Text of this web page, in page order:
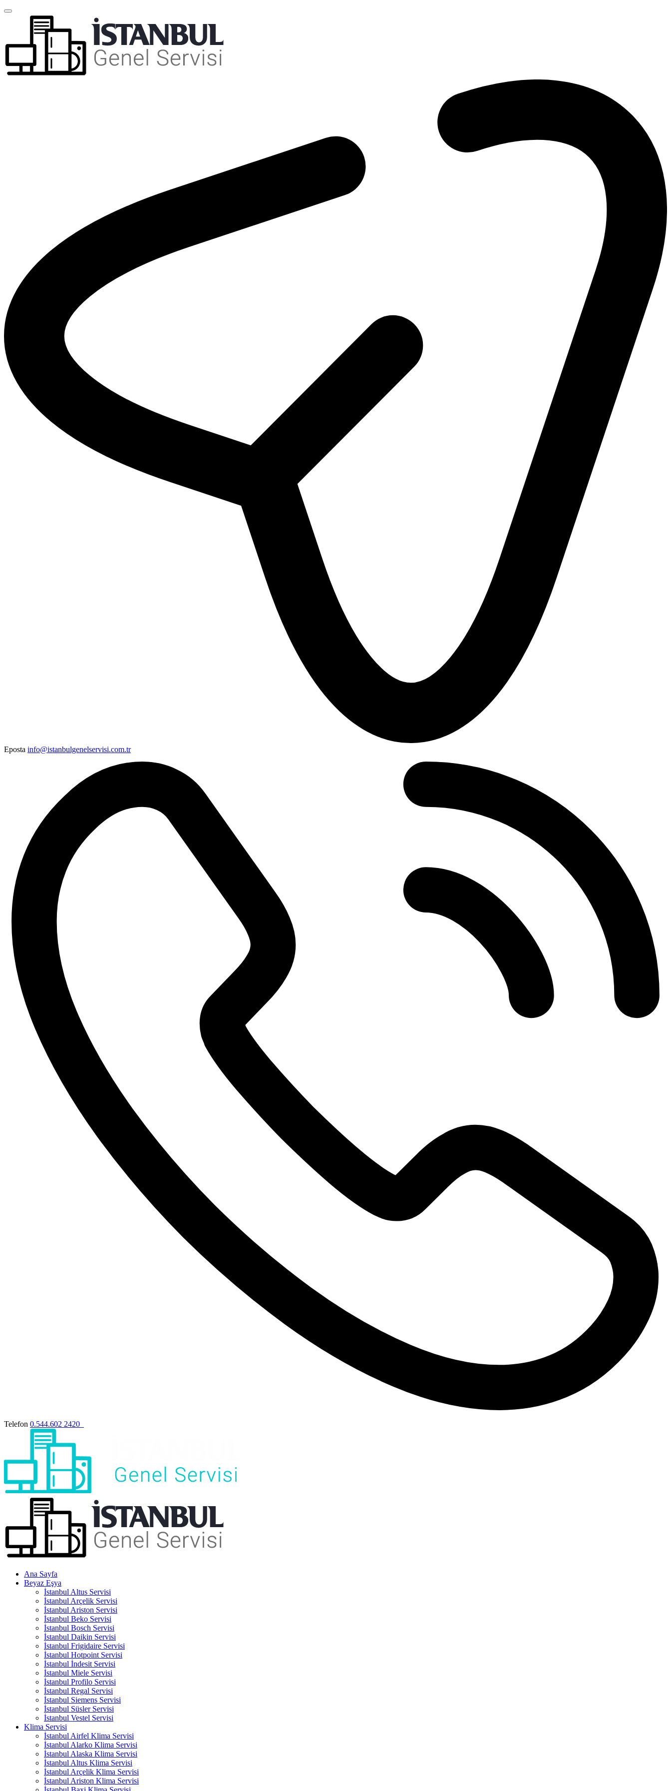
Eposta info@istanbulgenelservisi.com.tr
Telefon 0.544.602 2420
Ana Sayfa
Beyaz Eşya
İstanbul Altus Servisi
İstanbul Arçelik Servisi
İstanbul Ariston Servisi
İstanbul Beko Servisi
İstanbul Bosch Servisi
İstanbul Daikin Servisi
İstanbul Frigidaire Servisi
İstanbul Hotpoint Servisi
İstanbul İndesit Servisi
İstanbul Miele Servisi
İstanbul Profilo Servisi
İstanbul Regal Servisi
İstanbul Siemens Servisi
İstanbul Süsler Servisi
İstanbul Vestel Servisi
Klima Servisi
İstanbul Airfel Klima Servisi
İstanbul Alarko Klima Servisi
İstanbul Alaska Klima Servisi
İstanbul Altus Klima Servisi
İstanbul Arçelik Klima Servisi
İstanbul Ariston Klima Servisi